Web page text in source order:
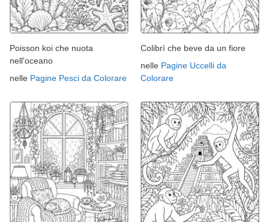
Poisson koi che nuota
nell'oceano
nelle Pagine Pesci da Colorare
Colibrì che beve da un fiore
nelle Pagine Uccelli da
Colorare